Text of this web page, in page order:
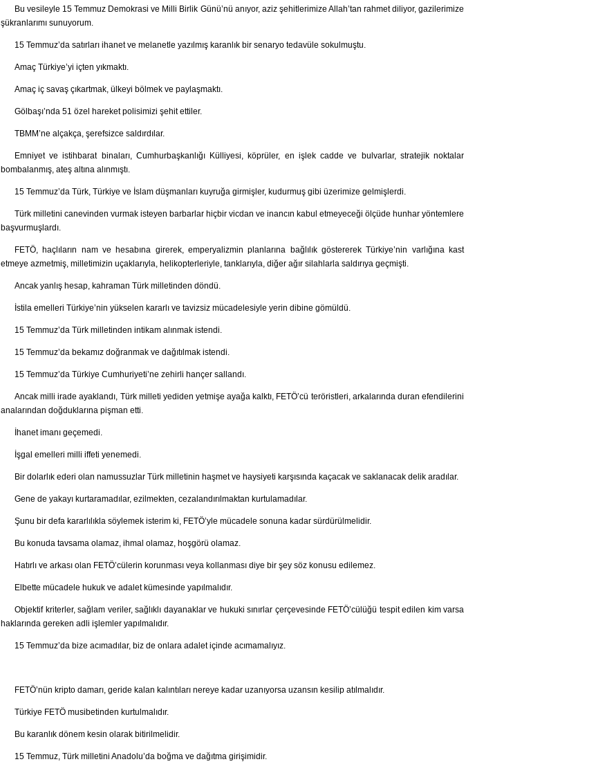
Bu vesileyle 15 Temmuz Demokrasi ve Milli Birlik Günü’nü anıyor, aziz şehitlerimize Allah’tan rahmet diliyor, gazilerimize
şükranlarımı sunuyorum.
15 Temmuz’da satırları ihanet ve melanetle yazılmış karanlık bir senaryo tedavüle sokulmuştu.
Amaç Türkiye’yi içten yıkmaktı.
Amaç iç savaş çıkartmak, ülkeyi bölmek ve paylaşmaktı.
Gölbaşı’nda 51 özel hareket polisimizi şehit ettiler.
TBMM’ne alçakça, şerefsizce saldırdılar.
Emniyet ve istihbarat binaları, Cumhurbaşkanlığı Külliyesi, köprüler, en işlek cadde ve bulvarlar, stratejik noktalar
bombalanmış, ateş altına alınmıştı.
15 Temmuz’da Türk, Türkiye ve İslam düşmanları kuyruğa girmişler, kudurmuş gibi üzerimize gelmişlerdi.
Türk milletini canevinden vurmak isteyen barbarlar hiçbir vicdan ve inancın kabul etmeyeceği ölçüde hunhar yöntemlere
başvurmuşlardı.
FETÖ, haçlıların nam ve hesabına girerek, emperyalizmin planlarına bağlılık göstererek Türkiye’nin varlığına kast
etmeye azmetmiş, milletimizin uçaklarıyla, helikopterleriyle, tanklarıyla, diğer ağır silahlarla saldırıya geçmişti.
Ancak yanlış hesap, kahraman Türk milletinden döndü.
İstila emelleri Türkiye’nin yükselen kararlı ve tavizsiz mücadelesiyle yerin dibine gömüldü.
15 Temmuz’da Türk milletinden intikam alınmak istendi.
15 Temmuz’da bekamız doğranmak ve dağıtılmak istendi.
15 Temmuz’da Türkiye Cumhuriyeti’ne zehirli hançer sallandı.
Ancak milli irade ayaklandı, Türk milleti yediden yetmişe ayağa kalktı, FETÖ’cü teröristleri, arkalarında duran efendilerini
analarından doğduklarına pişman etti.
İhanet imanı geçemedi.
İşgal emelleri milli iffeti yenemedi.
Bir dolarlık ederi olan namussuzlar Türk milletinin haşmet ve haysiyeti karşısında kaçacak ve saklanacak delik aradılar.
Gene de yakayı kurtaramadılar, ezilmekten, cezalandırılmaktan kurtulamadılar.
Şunu bir defa kararlılıkla söylemek isterim ki, FETÖ’yle mücadele sonuna kadar sürdürülmelidir.
Bu konuda tavsama olamaz, ihmal olamaz, hoşgörü olamaz.
Hatırlı ve arkası olan FETÖ’cülerin korunması veya kollanması diye bir şey söz konusu edilemez.
Elbette mücadele hukuk ve adalet kümesinde yapılmalıdır.
Objektif kriterler, sağlam veriler, sağlıklı dayanaklar ve hukuki sınırlar çerçevesinde FETÖ’cülüğü tespit edilen kim varsa
haklarında gereken adli işlemler yapılmalıdır.
15 Temmuz’da bize acımadılar, biz de onlara adalet içinde acımamalıyız.
FETÖ’nün kripto damarı, geride kalan kalıntıları nereye kadar uzanıyorsa uzansın kesilip atılmalıdır.
Türkiye FETÖ musibetinden kurtulmalıdır.
Bu karanlık dönem kesin olarak bitirilmelidir.
15 Temmuz, Türk milletini Anadolu’da boğma ve dağıtma girişimidir.